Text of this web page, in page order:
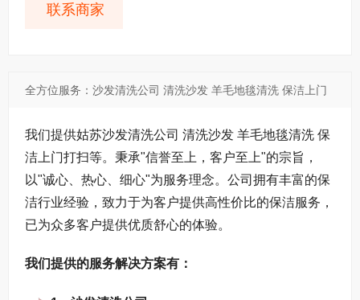
联系商家
全方位服务：沙发清洗公司 清洗沙发 羊毛地毯清洗 保洁上门
我们提供姑苏沙发清洗公司 清洗沙发 羊毛地毯清洗 保
洁上门打扫等。秉承"信誉至上，客户至上"的宗旨，
以"诚心、热心、细心"为服务理念。公司拥有丰富的保
洁行业经验，致力于为客户提供高性价比的保洁服务，
已为众多客户提供优质舒心的体验。
我们提供的服务解决方案有：